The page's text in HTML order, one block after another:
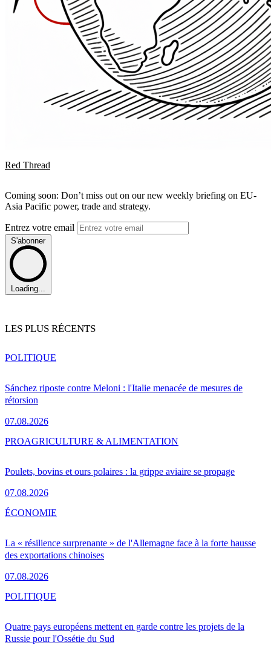
Red Thread
Coming soon: Don’t miss out on our new weekly briefing on EU-
Asia Pacific power, trade and strategy.
Entrez votre email
S'abonner
Loading...
LES PLUS RÉCENTS
Sánchez riposte contre Meloni : l'Italie menacée de mesures de
rétorsion
07.08.2026
POLITIQUE
Poulets, bovins et ours polaires : la grippe aviaire se propage
07.08.2026
PROAGRICULTURE & ALIMENTATION
La « résilience surprenante » de l'Allemagne face à la forte hausse
des exportations chinoises
07.08.2026
ÉCONOMIE
Quatre pays européens mettent en garde contre les projets de la
Russie pour l'Ossétie du Sud
POLITIQUE